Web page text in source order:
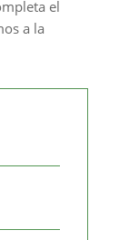
el
a la